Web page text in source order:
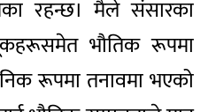
रहन्छ। मैले संसारका
भौतिक रूपमा
रूपमा तनावमा भएको